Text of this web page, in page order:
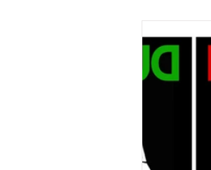
Podcast.
"DUB